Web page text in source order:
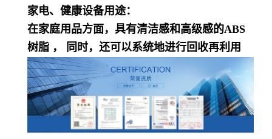
家电、健康设备用途：
在家庭用品方面，具有清洁感和高级感的ABS
树脂 ， 同时，还可以系统地进行回收再利用